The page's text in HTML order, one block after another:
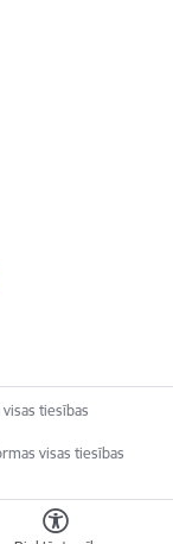
tiesības
visas tiesības